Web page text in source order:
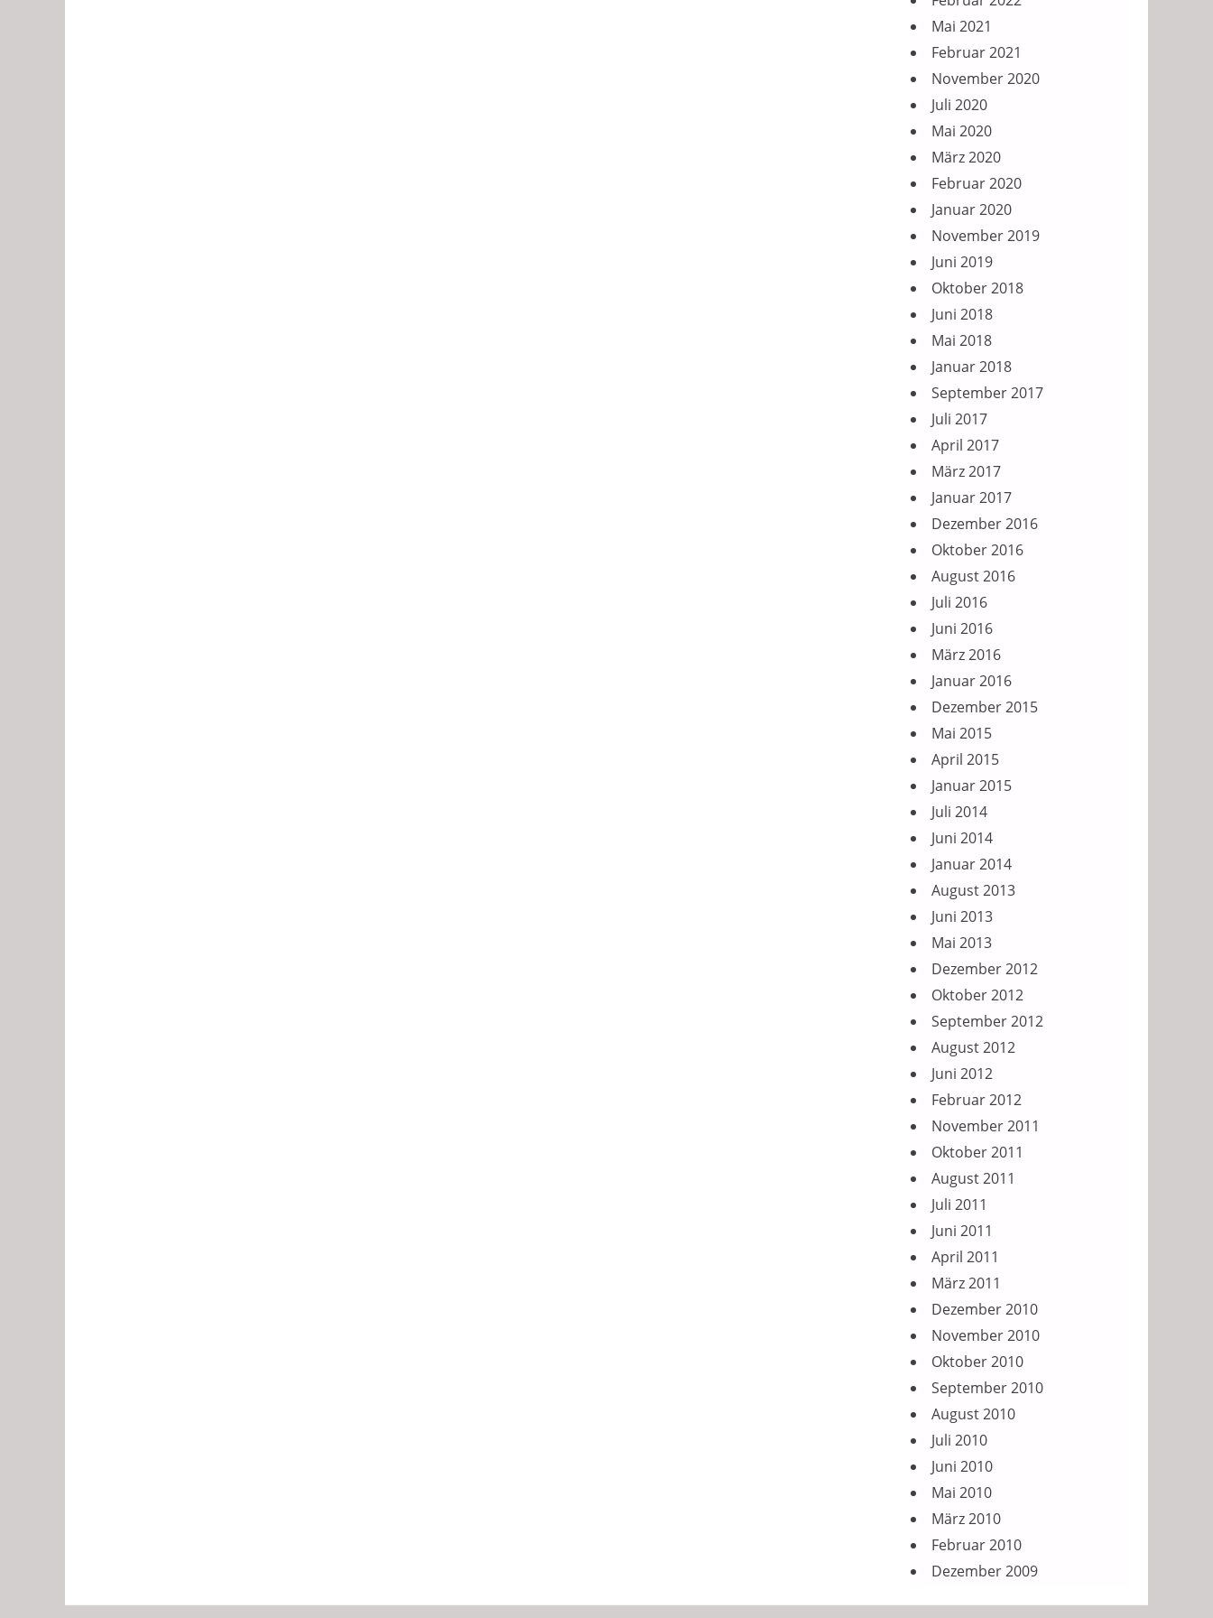
Mai 2021
Februar 2021
November 2020
Juli 2020
Mai 2020
März 2020
Februar 2020
Januar 2020
November 2019
Juni 2019
Oktober 2018
Juni 2018
Mai 2018
Januar 2018
September 2017
Juli 2017
April 2017
März 2017
Januar 2017
Dezember 2016
Oktober 2016
August 2016
Juli 2016
Juni 2016
März 2016
Januar 2016
Dezember 2015
Mai 2015
April 2015
Januar 2015
Juli 2014
Juni 2014
Januar 2014
August 2013
Juni 2013
Mai 2013
Dezember 2012
Oktober 2012
September 2012
August 2012
Juni 2012
Februar 2012
November 2011
Oktober 2011
August 2011
Juli 2011
Juni 2011
April 2011
März 2011
Dezember 2010
November 2010
Oktober 2010
September 2010
August 2010
Juli 2010
Juni 2010
Mai 2010
März 2010
Februar 2010
Dezember 2009